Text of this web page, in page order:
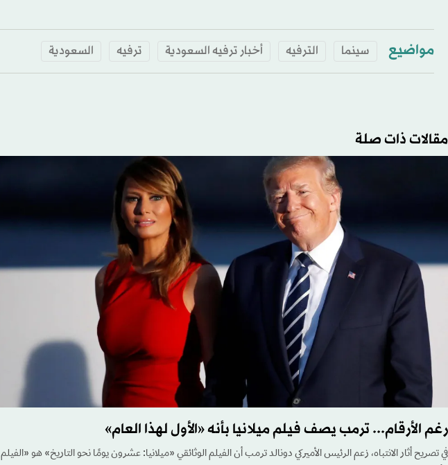
مواضيع سينما الترفيه أخبار ترفيه السعودية ترفيه السعودية
مقالات ذات صلة
رغم الأرقام... ترمب يصف فيلم ميلانيا بأنه «الأول لهذا العام»
في تصريح أثار الانتباه، زعم الرئيس الأميركي دونالد ترمب أن الفيلم الوثائقي «ميلانيا: عشرون يومًا نحو التاريخ» هو «الفيلم